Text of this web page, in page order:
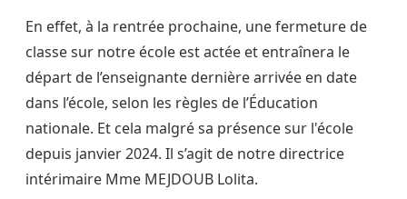
En effet, à la rentrée prochaine, une fermeture de
classe sur notre école est actée et entraînera le
départ de l’enseignante dernière arrivée en date
dans l’école, selon les règles de l’Éducation
nationale. Et cela malgré sa présence sur l'école
depuis janvier 2024. Il s’agit de notre directrice
intérimaire Mme MEJDOUB Lolita.